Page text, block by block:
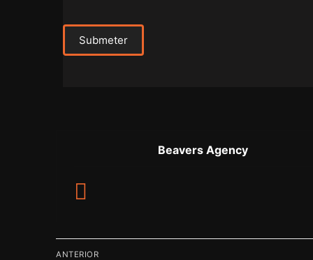
Submeter
Beavers Agency
ANTERIOR